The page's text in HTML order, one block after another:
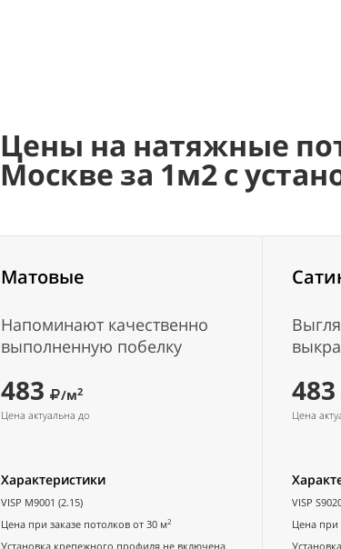
Москва, ТЦ "Авиапарк" Ходынский
бульвар, 4
Полежаевская
+7 (495) 787-00-00
р-н Марьино
ежедневно 9:00 - 21:00
+7 (495) 787-00-00
Цены на натяжные
Москве за 1м2 с
Матовые
Напоминают качественно
выполненную побелку
483 /м2
Цена актуальна до
Характеристики
VISP M9001 (2.15)
Цена при заказе потолков от 30 м2
Установка крепежного профиля не включена
483
Цена
VISP
Цена при